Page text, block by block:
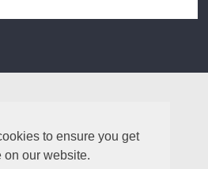
to ensure you get
on our website.